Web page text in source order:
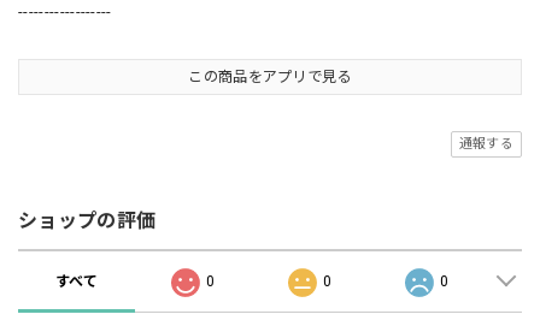
------------------
この商品をアプリで見る
通報する
ショップの評価
すべて 0 0 0